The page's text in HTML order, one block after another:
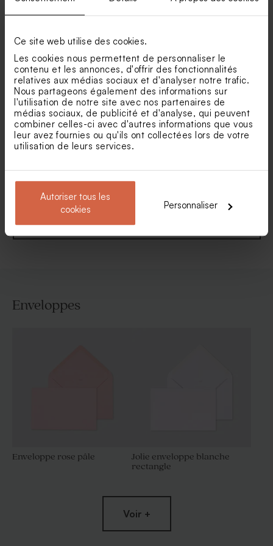
Ce site web utilise des cookies.
Les cookies nous permettent de personnaliser le
contenu et les annonces, d'offrir des fonctionnalités
relatives aux médias sociaux et d'analyser notre trafic.
Nous partageons également des informations sur
l'utilisation de notre site avec nos partenaires de
médias sociaux, de publicité et d'analyse, qui peuvent
combiner celles-ci avec d'autres informations que vous
leur avez fournies ou qu'ils ont collectées lors de votre
utilisation de leurs services.
Autoriser tous les
cookies
Personnaliser
Pot en verre sel de bain rose Boîte DIY cadeaux invités
dorure
volets et bouquet floral
Voir toute la collection Faire-part naissance
Enveloppes
Enveloppe rose pâle
Jolie enveloppe blanche
rectangle
Voir +